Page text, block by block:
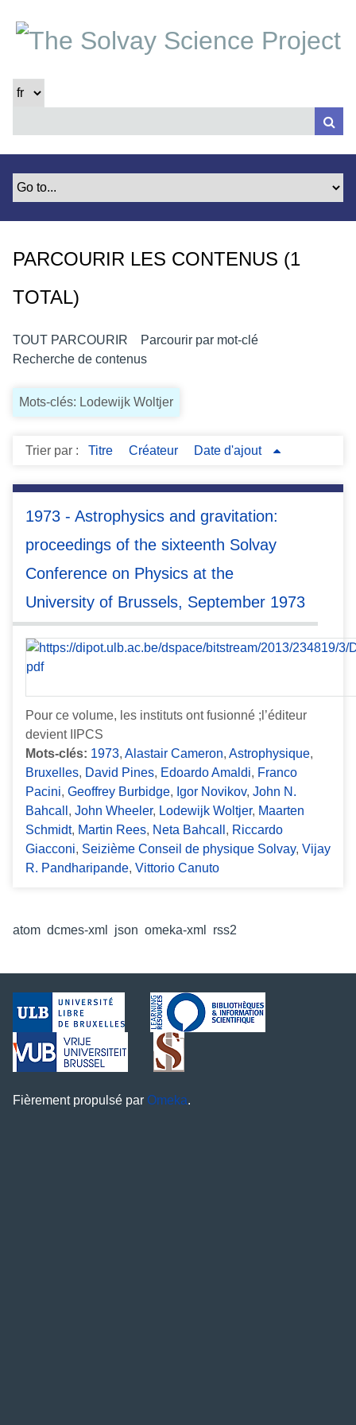
t
PARCOURIR LES CONTENUS (1
TOTAL)
TOUT PARCOURIR
Parcourir par mot-clé
Recherche de contenus
Mots-clés: Lodewijk Woltjer
Trier par : Titre Créateur Date d'ajout
1973 - Astrophysics and gravitation:
proceedings of the sixteenth Solvay
Conference on Physics at the
University of Brussels, September 1973
Pour ce volume, les instituts ont fusionné ;l’éditeur
devient IIPCS
Mots-clés: 1973, Alastair Cameron, Astrophysique,
Bruxelles, David Pines, Edoardo Amaldi, Franco
Pacini, Geoffrey Burbidge, Igor Novikov, John N.
Bahcall , John Wheeler, Lodewijk Woltjer, Maarten
Schmidt, Martin Rees, Neta Bahcall , Riccardo
Giacconi, Seizième Conseil de physique Solvay, Vijay
R. Pandharipande, Vittorio Canuto
atom dcmes-xml json omeka-xml rss2
Fièrement propulsé par Omeka.